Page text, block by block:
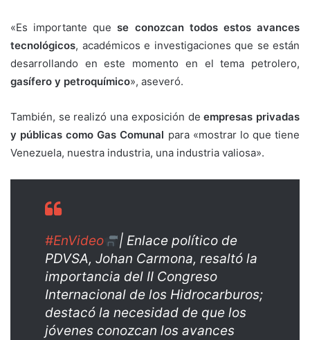
«Es importante quese conozcan todos estos avances
tecnológicos, académicos e investigaciones que se están
desarrollando en este momento en el tema petrolero,
gasífero y petroquímico», aseveró.
También, se realizó una exposición deempresas privadas
y públicas como Gas Comunal para «mostrar lo que tiene
Venezuela, nuestra industria, una industria valiosa».
#EnVideo
| Enlace político de
PDVSA, Johan Carmona, resaltó la
importancia del II Congreso
Internacional de los Hidrocarburos;
destacó la necesidad de que los
jóvenes conozcan los avances